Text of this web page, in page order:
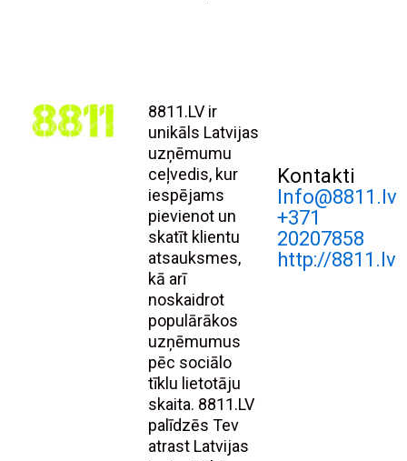
8811.LV ir
unikāls Latvijas
uzņēmumu
ceļvedis, kur
iespējams
pievienot un
skatīt klientu
atsauksmes,
kā arī
noskaidrot
populārākos
uzņēmumus
pēc sociālo
tīklu lietotāju
skaita. 8811.LV
palīdzēs Tev
atrast Latvijas
Kontakti
Info@8811.lv
+371
20207858
http://8811.lv